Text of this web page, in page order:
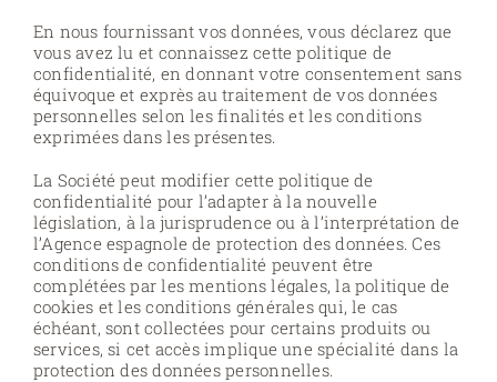
En nous fournissant vos données, vous déclarez que
vous avez lu et connaissez cette politique de
confidentialité, en donnant votre consentement sans
équivoque et exprès au traitement de vos données
personnelles selon les finalités et les conditions
exprimées dans les présentes.
La Société peut modifier cette politique de
confidentialité pour l’adapter à la nouvelle
législation, à la jurisprudence ou à l’interprétation de
l’Agence espagnole de protection des données. Ces
conditions de confidentialité peuvent être
complétées par les mentions légales, la politique de
cookies et les conditions générales qui, le cas
échéant, sont collectées pour certains produits ou
services, si cet accès implique une spécialité dans la
protection des données personnelles.